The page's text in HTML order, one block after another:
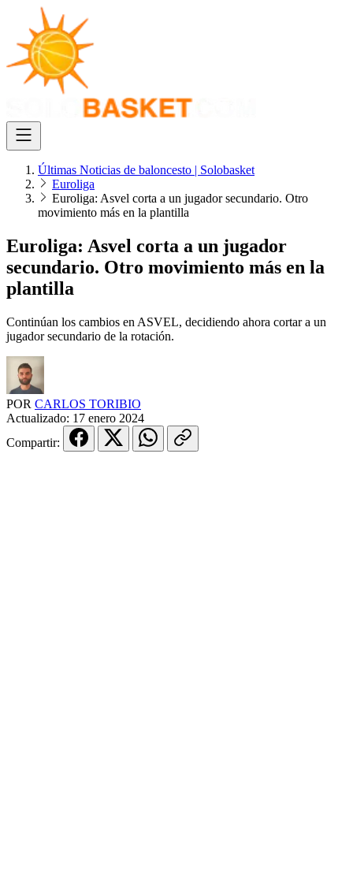
Últimas Noticias de baloncesto | Solobasket
Euroliga
Euroliga: Asvel corta a un jugador secundario. Otro
movimiento más en la plantilla
Euroliga: Asvel corta a un jugador
secundario. Otro movimiento más en la
plantilla
Continúan los cambios en ASVEL, decidiendo ahora cortar a un
jugador secundario de la rotación.
POR CARLOS TORIBIO
Actualizado: 17 enero 2024
Compartir: